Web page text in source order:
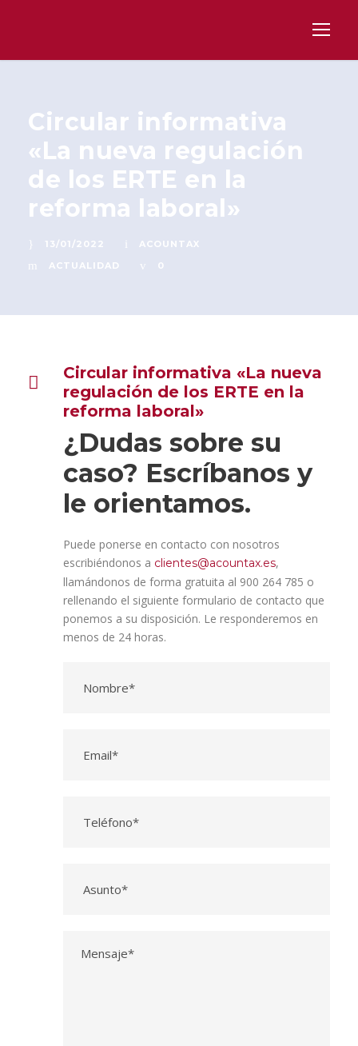
Circular informativa
«La nueva regulación
de los ERTE en la
reforma laboral»
13/01/2022
ACOUNTAX
ACTUALIDAD
0
Circular informativa «La nueva
regulación de los ERTE en la
reforma laboral»
¿Dudas sobre su
caso? Escríbanos y
le orientamos.
Puede ponerse en contacto con nosotros
escribiéndonos a clientes@acountax.es,
llamándonos de forma gratuita al 900 264 785 o
rellenando el siguiente formulario de contacto que
ponemos a su disposición. Le responderemos en
menos de 24 horas.